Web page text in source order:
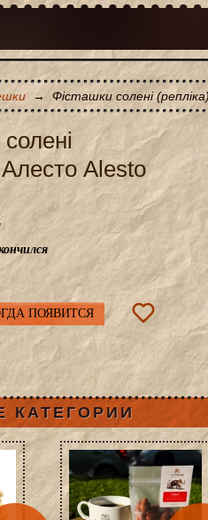
→ Фісташки солені
Alesto
ПОЯВИТСЯ
КАТЕГОРИИ